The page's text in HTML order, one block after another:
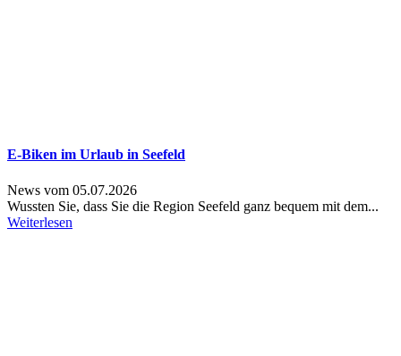
E-Biken im Urlaub in Seefeld
News vom 05.07.2026
Wussten Sie, dass Sie die Region Seefeld ganz bequem mit dem...
Weiterlesen